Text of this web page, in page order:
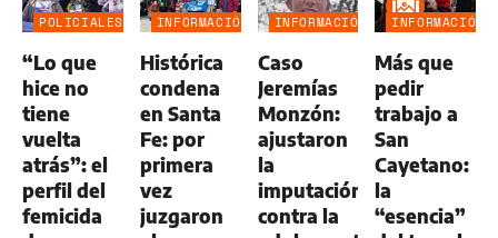
POLICIALES
“Lo que
hice no
tiene
vuelta
atrás”: el
perfil del
femicida
INFORMACIÓN
Histórica
condena
en Santa
Fe: por
primera
vez
juzgaron
INFORMACIÓN
Caso
Jeremías
Monzón:
ajustaron
la
imputación
contra la
INFORMACIÓN
Más que
pedir
trabajo a
San
Cayetano:
la
“esencia”